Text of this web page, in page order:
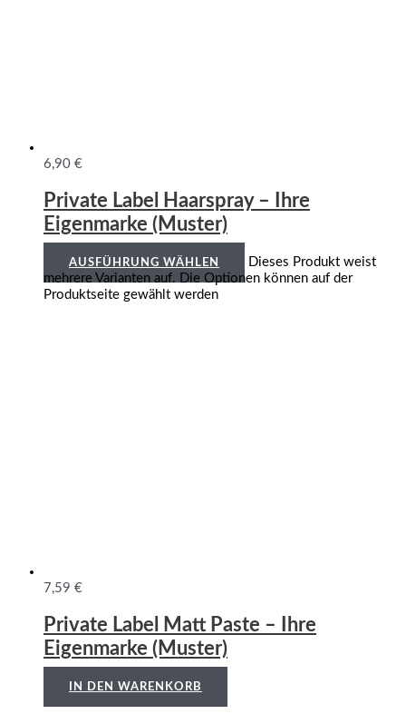
6,90 €
Private Label Haarspray – Ihre
Eigenmarke (Muster)
AUSFÜHRUNG WÄHLEN
Dieses Produkt weist
mehrere Varianten auf. Die Optionen können auf der
Produktseite gewählt werden
7,59 €
Private Label Matt Paste – Ihre
Eigenmarke (Muster)
IN DEN WARENKORB